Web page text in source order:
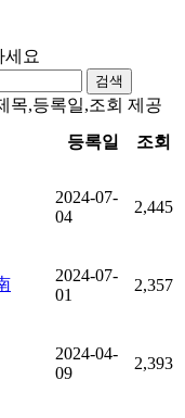
세요
검색
목,등록일,조회 제공
등록일 조회
2024-07-
04
2,445
2024-07-
01
2,357
2024-04-
09
2,393